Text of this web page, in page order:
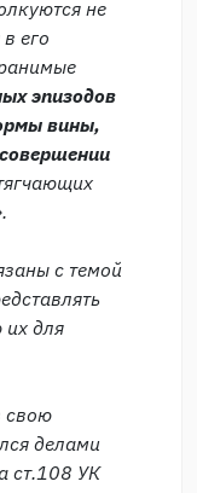
не
его
эпизодов
вины,
с темой
их для
свою
делами
ст.108 УК